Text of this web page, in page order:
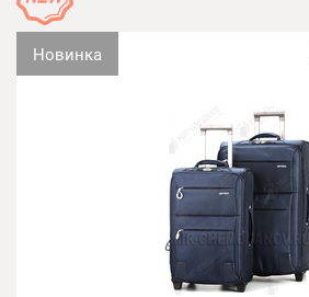
Новинка